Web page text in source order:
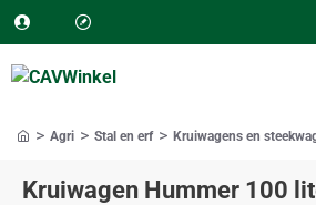
Kruiwagen Hummer 100
Agri Stal en erf Kruiwagens en